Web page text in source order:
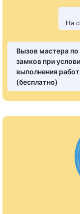
На
Вызов мастера
замков при
выполнения работ
(бесплатно)